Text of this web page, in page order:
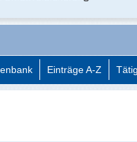
Einträge A-Z